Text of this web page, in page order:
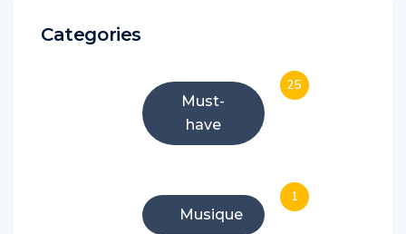
Categories
Must-
have
25
Musique
1